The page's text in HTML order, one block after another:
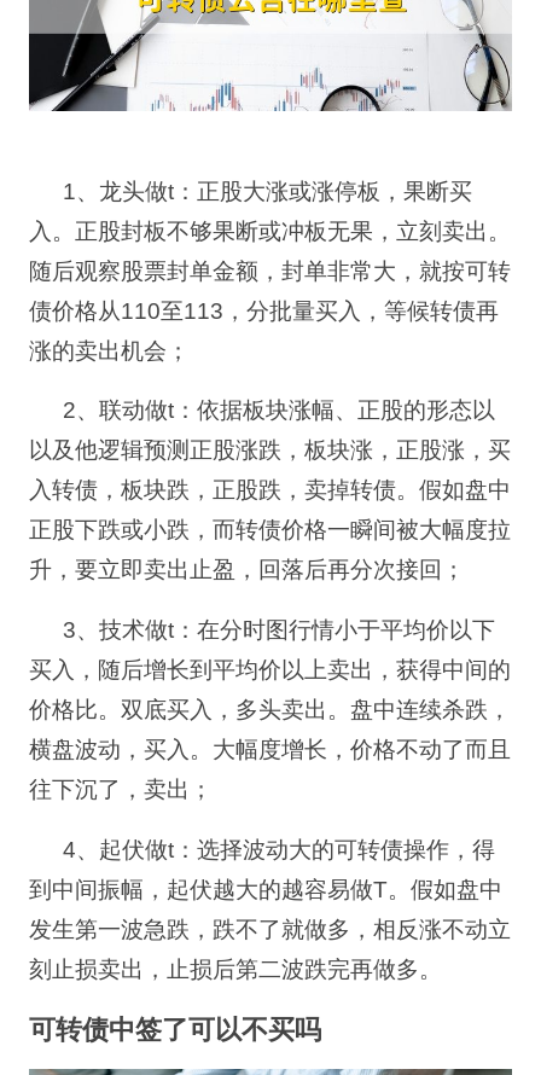
1、龙头做t：正股大涨或涨停板，果断买
入。正股封板不够果断或冲板无果，立刻卖出。
随后观察股票封单金额，封单非常大，就按可转
债价格从110至113 ，分批量买入，等候转债再
涨的卖出机会；
2、联动做t：依据板块涨幅、正股的形态以
以及他逻辑预测正股涨跌，板块涨，正股涨，买
入转债，板块跌，正股跌，卖掉转债。假如盘中
正股下跌或小跌，而转债价格一瞬间被大幅度拉
升，要立即卖出止盈，回落后再分次接回；
3、技术做t：在分时图行情小于平均价以下
买入，随后增长到平均价以上卖出，获得中间的
价格比。双底买入，多头卖出。盘中连续杀跌，
横盘波动，买入。大幅度增长，价格不动了而且
往下沉了，卖出；
4、起伏做t：选择波动大的可转债操作，得
到中间振幅，起伏越大的越容易做T。假如盘中
发生第一波急跌，跌不了就做多，相反涨不动立
刻止损卖出，止损后第二波跌完再做多。
可转债中签了可以不买吗